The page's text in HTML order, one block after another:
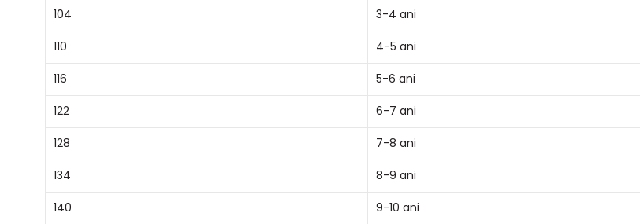
104 3-4 ani
110 4-5 ani
116 5-6 ani
122 6-7 ani
128 7-8 ani
134 8-9 ani
140 9-10 ani